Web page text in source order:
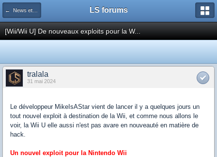
← News et actualités postées sur LS LS forums
[Wii/Wii U] De nouveaux exploits pour la W...
tralala
31 mai 2024
Le développeur MikeIsAStar vient de lancer il y a quelques jours un
tout nouvel exploit à destination de la Wii, et comme nous allons le
voir, la Wii U elle aussi n'est pas avare en nouveauté en matière de
hack.
Un nouvel exploit pour la Nintendo Wii